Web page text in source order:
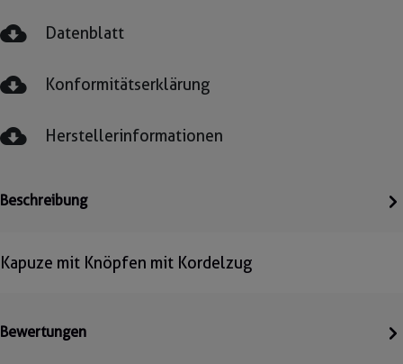
Datenblatt
Konformitätserklärung
Herstellerinformationen
Beschreibung
Kapuze mit Knöpfen mit Kordelzug
Bewertungen